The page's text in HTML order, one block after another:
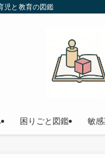
児と教育の図鑑
困りごと図鑑 敏